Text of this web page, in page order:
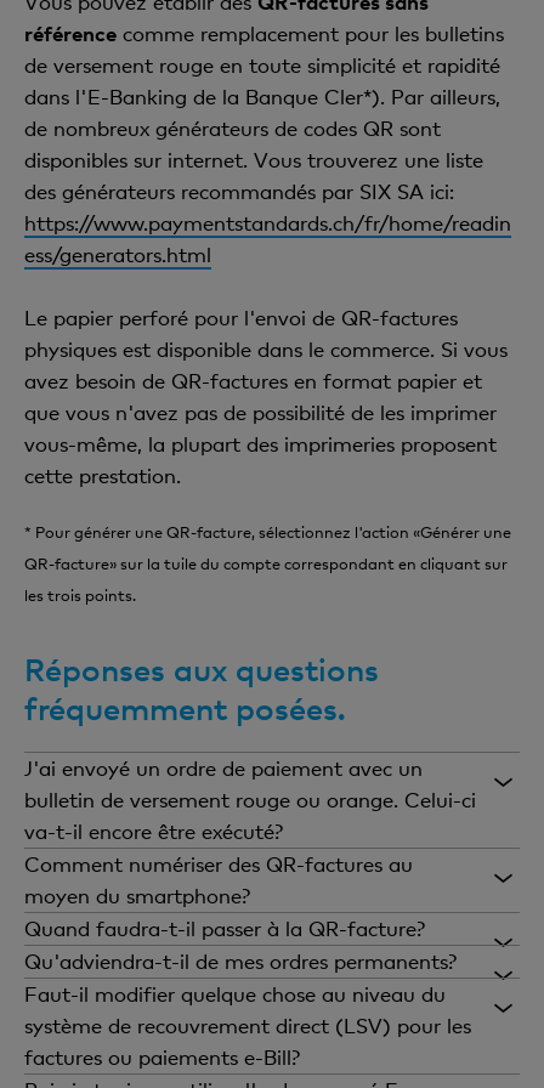
référence comme remplacement pour les bulletins
de versement rouge en toute simplicité et rapidité
dans l'E-Banking de la Banque Cler*). Par ailleurs,
de nombreux générateurs de codes QR sont
disponibles sur internet. Vous trouverez une liste
des générateurs recommandés par SIX SA ici:
https://www.paymentstandards.ch/fr/home/readin
ess/generators.html
Le papier perforé pour l'envoi de QR-factures
physiques est disponible dans le commerce. Si vous
avez besoin de QR-factures en format papier et
que vous n'avez pas de possibilité de les imprimer
vous-même, la plupart des imprimeries proposent
cette prestation.
* Pour générer une QR-facture, sélectionnez l'action «Générer une
QR-facture» sur la tuile du compte correspondant en cliquant sur
les trois points.
Réponses aux questions
fréquemment posées.
J'ai envoyé un ordre de paiement avec un
bulletin de versement rouge ou orange. Celui-ci
va-t-il encore être exécuté?
Les paiements basés sur des bulletins de versement
rouge ou orange dont la date d'exécution est
ultérieure au 30 septembre 2022 ne peuvent plus
être traités. Les bulletins de versement vous seront
retournés. Si vous avez envoyé en même temps des
QR-factures, celles-ci seront payées.
Comment numériser des QR-factures au
moyen du smartphone?
Sélectionnez dans l'appli: scanner un bulletin de
versement ou une QR-facture. L'appareil photo de
votre smartphone sera paramétré
automatiquement selon l'option que vous
choisissez.
Quand faudra-t-il passer à la QR-facture?
Depuis le 1er octobre 2022, les bulletins de
versement rouge et orange ne sont plus
valables.Tous les paiements établis avec ces
bulletins de versement ne peuvent plus être traités
Qu'adviendra-t-il de mes ordres permanents?
Les ordres permanents qui se basent sur des
bulletins de versement rouge et orange ne seront
plus exécutés à partir du 1er octobre 2022.
Faut-il modifier quelque chose au niveau du
système de recouvrement direct (LSV) pour les
factures ou paiements e-Bill?